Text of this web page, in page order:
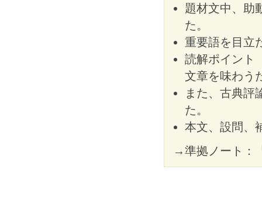
題材文中、助
た。
重要語を目立
読解ポイント
文章を味わう
また、古典評
た。
本文、設問、
→準拠ノート：